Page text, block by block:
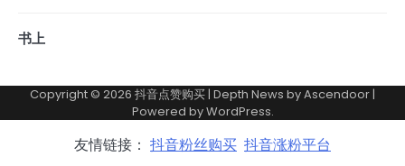
书上
Copyright © 2026 抖音点赞购买| Depth News byAscendoor|
Powered byWordPress.
友情链接： 抖音粉丝购买 抖音涨粉平台